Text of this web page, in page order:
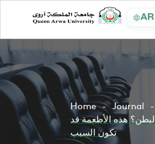
AR
Home
Journal
هذه الأطعمة قد
تكون السبب